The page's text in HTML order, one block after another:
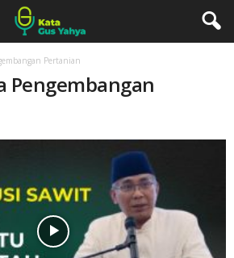
Pertanian
Pengembangan